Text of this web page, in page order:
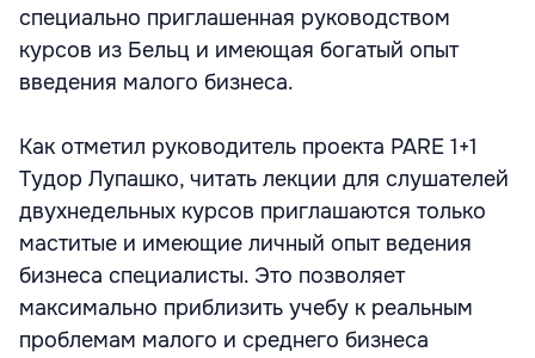
специально приглашенная руководством
курсов из Бельц и имеющая богатый опыт
введения малого бизнеса.
Как отметил руководитель проекта PARE 1+1
Тудор Лупашко, читать лекции для слушателей
двухнедельных курсов приглашаются только
маститые и имеющие личный опыт ведения
бизнеса специалисты. Это позволяет
максимально приблизить учебу к реальным
проблемам малого и среднего бизнеса